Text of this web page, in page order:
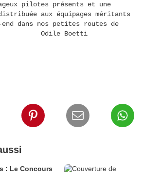
pilotes présents et une
aux équipages méritants
end dans nos petites routes de
Odile Boetti
: Le Concours